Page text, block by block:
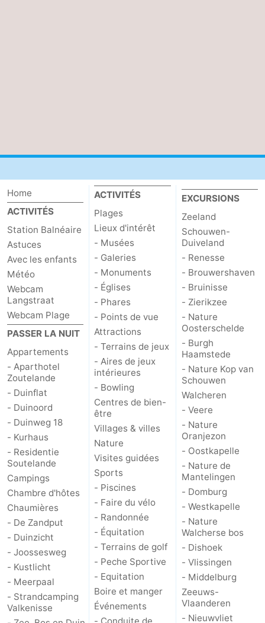
Home
ACTIVITÉS
Station Balnéaire
Astuces
Avec les enfants
Météo
Webcam
Langstraat
Webcam Plage
PASSER LA NUIT
Appartements
- Aparthotel
Zoutelande
- Duinflat
- Duinoord
- Duinweg 18
- Kurhaus
- Residentie
Soutelande
Campings
Chambre d'hôtes
Chaumières
- De Zandput
- Duinzicht
- Joossesweg
- Kustlicht
- Meerpaal
- Strandcamping
Valkenisse
ACTIVITÉS
Plages
Lieux d'intérêt
- Musées
- Galeries
- Monuments
- Églises
- Phares
- Points de vue
Attractions
- Terrains de jeux
- Aires de jeux
intérieures
- Bowling
Centres de bien-
être
Villages & villes
Nature
Visites guidées
Sports
- Piscines
- Faire du vélo
- Randonnée
- Équitation
- Terrains de golf
- Peche Sportive
- Equitation
Boire et manger
Événements
- Conduite de
EXCURSIONS
Zeeland
Schouwen-
Duiveland
- Renesse
- Brouwershaven
- Bruinisse
- Zierikzee
- Nature
Oosterschelde
- Burgh
Haamstede
- Nature Kop van
Schouwen
Walcheren
- Veere
- Nature
Oranjezon
- Oostkapelle
- Nature de
Mantelingen
- Domburg
- Westkapelle
- Nature
Walcherse bos
- Dishoek
- Vlissingen
- Middelburg
Zeeuws-
Vlaanderen
- Nieuwvliet